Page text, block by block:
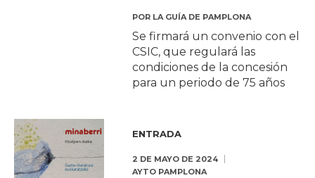
POR LA GUÍA DE PAMPLONA
Se firmará un convenio con el
CSIC, que regulará las
condiciones de la concesión
para un periodo de 75 años
ENTRADA
2 DE MAYO DE 2024
AYTO PAMPLONA